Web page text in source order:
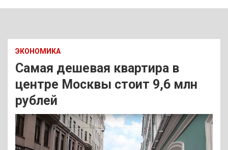
ЭКОНОМИКА
Самая дешевая квартира в
центре Москвы стоит 9,6 млн
рублей